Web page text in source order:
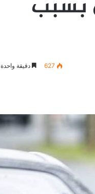
بسبب
627 دقيقة واحدة